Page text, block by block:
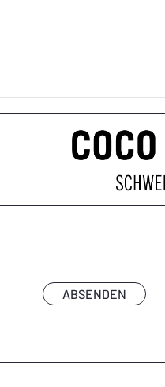
ABSENDEN